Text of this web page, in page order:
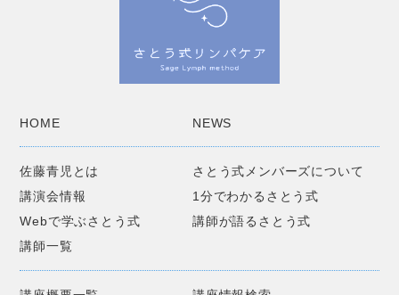
HOME NEWS
佐藤青児とは
さとう式メンバーズについて
講演会情報
1分でわかるさとう式
Webで学ぶさとう式
講師が語るさとう式
講師一覧